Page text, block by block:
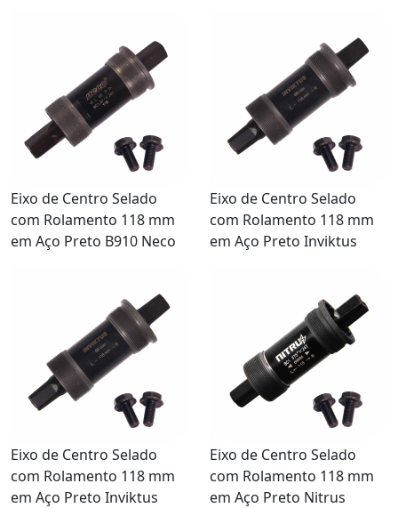
Eixo de Centro Selado
com Rolamento 118 mm
em Aço Preto B910 Neco
Eixo de Centro Selado
com Rolamento 118 mm
em Aço Preto Inviktus
Eixo de Centro Selado
com Rolamento 118 mm
em Aço Preto Inviktus
Eixo de Centro Selado
com Rolamento 118 mm
em Aço Preto Nitrus